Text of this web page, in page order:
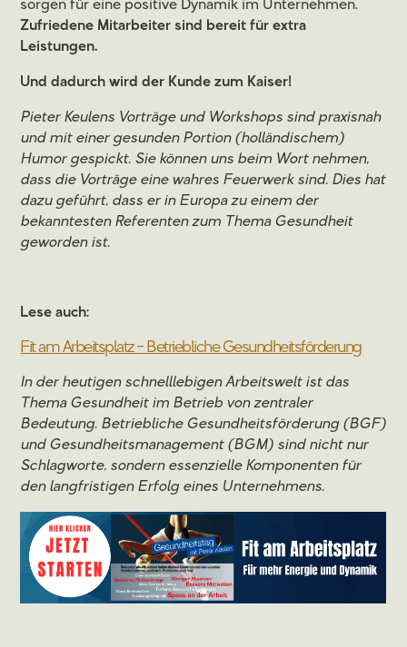
sorgen für eine positive Dynamik im Unternehmen.
Zufriedene Mitarbeiter sind bereit für extra
Leistungen.
Und dadurch wird der Kunde zum Kaiser!
Pieter Keulens Vorträge und Workshops sind praxisnah
und mit einer gesunden Portion (holländischem)
Humor gespickt. Sie können uns beim Wort nehmen,
dass die Vorträge eine wahres Feuerwerk sind. Dies hat
dazu geführt, dass er in Europa zu einem der
bekanntesten Referenten zum Thema Gesundheit
geworden ist.
Lese auch:
Fit am Arbeitsplatz - Betriebliche Gesundheitsförderung
In der heutigen schnelllebigen Arbeitswelt ist das
Thema Gesundheit im Betrieb von zentraler
Bedeutung. Betriebliche Gesundheitsförderung (BGF)
und Gesundheitsmanagement (BGM) sind nicht nur
Schlagworte, sondern essenzielle Komponenten für
den langfristigen Erfolg eines Unternehmens.